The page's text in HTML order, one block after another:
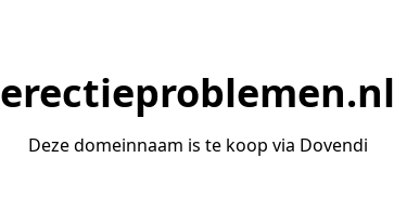
erectieproblemen.nl
Deze domeinnaam is te koop via Dovendi